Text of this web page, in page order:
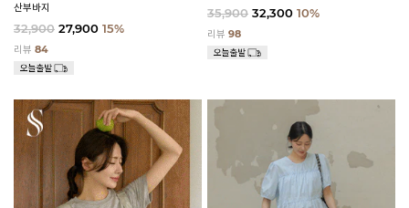
산부바지
32,900 27,900 15%
리뷰 84
35,900 32,300 10%
리뷰 98